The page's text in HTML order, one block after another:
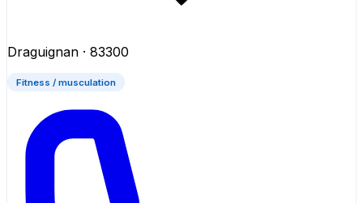
Draguignan · 83300
Fitness / musculation